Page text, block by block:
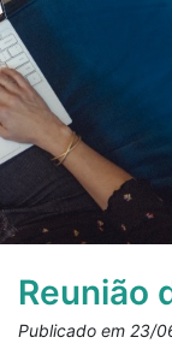
Reunião
Publicado em 23/